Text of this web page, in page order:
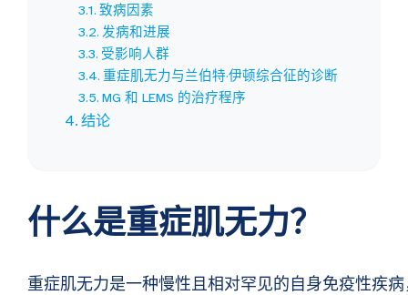
致病因素
发病和进展
受影响人群
重症肌无力与兰伯特·伊顿综合征的诊断
MG 和 LEMS 的治疗程序
结论
什么是重症肌无力？
重症肌无力是一种慢性且相对罕见的自身免疫性疾病